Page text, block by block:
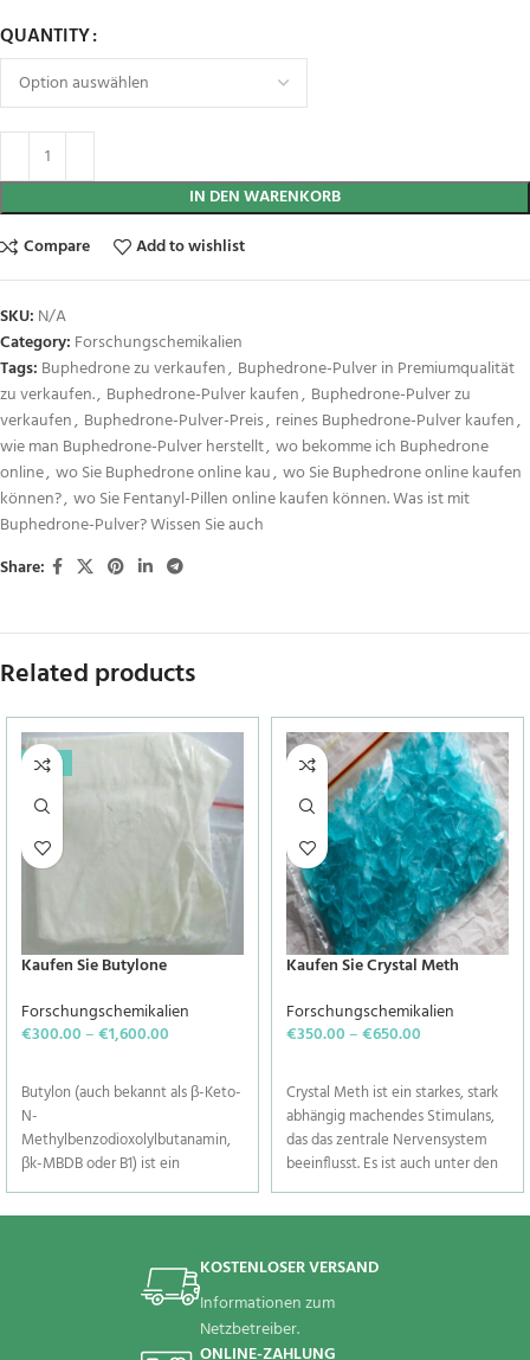
QUANTITY
IN DEN WARENKORB
Compare
Add to wishlist
SKU: N/A
Category: Forschungschemikalien
Tags: Buphedrone zu verkaufen, Buphedrone-Pulver in Premiumqualität
zu verkaufen., Buphedrone-Pulver kaufen, Buphedrone-Pulver zu
verkaufen, Buphedrone-Pulver-Preis, reines Buphedrone-Pulver kaufen,
wie man Buphedrone-Pulver herstellt, wo bekomme ich Buphedrone
online, wo Sie Buphedrone online kau, wo Sie Buphedrone online kaufen
können?, wo Sie Fentanyl-Pillen online kaufen können. Was ist mit
Buphedrone-Pulver? Wissen Sie auch
Share:
Related products
-20%
Kaufen Sie Butylone
Forschungschemikalien
€300.00–€1,600.00
Butylon (auch bekannt als β-Keto-
N-
Methylbenzodioxolylbutanamin,
βk-MBDB oder B1) ist ein
synthetisches Entaktogen und
Stimulans der Phenethylamin-
das β-Keto-Analogon von MBDB
und das substituierte
Methylendioxy-Analogon von
Als Designerdroge
wird es häufig zusammen mit
Kaufen Sie Crystal Meth
Forschungschemikalien
€350.00–€650.00
Crystal Meth ist ein starkes, stark
abhängig machendes Stimulans,
das das zentrale Nervensystem
beeinflusst. Es ist auch unter den
Namen Meth, Chalk, Ice und
Crystal bekannt und hat die Form
schmeckenden kristallinen
oder Alkohol auflöst. Es wurde
Anfang des 20. Jahrhunderts aus
seiner Vorgängerdroge
KOSTENLOSER VERSAND
Informationen zum
Netzbetreiber.
ONLINE-ZAHLUNG